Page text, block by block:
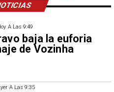
A Las 9:49
baja la euforia
de Vozinha
A Las 9:35